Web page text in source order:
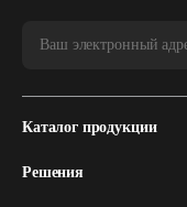
Каталог продукции
Решения